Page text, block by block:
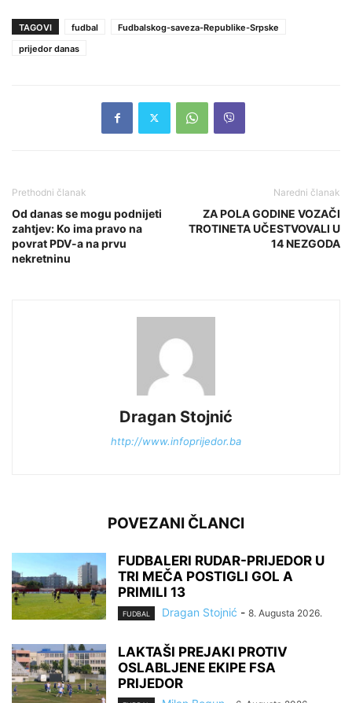
TAGOVI fudbal
Fudbalskog-saveza-Republike-Srpske
prijedor danas
Prethodni članak
Od danas se mogu podnijeti
zahtjev: Ko ima pravo na
povrat PDV-a na prvu
nekretninu
Naredni članak
ZA POLA GODINE VOZAČI
TROTINETA UČESTVOVALI U
14 NEZGODA
Dragan Stojnić
http://www.infoprijedor.ba
POVEZANI ČLANCI
FUDBALERI RUDAR-PRIJEDOR U
TRI MEČA POSTIGLI GOL A
PRIMILI 13
FUDBAL Dragan Stojnić - 8. Augusta 2026.
LAKTAŠI PREJAKI PROTIV
OSLABLJENE EKIPE FSA
PRIJEDOR